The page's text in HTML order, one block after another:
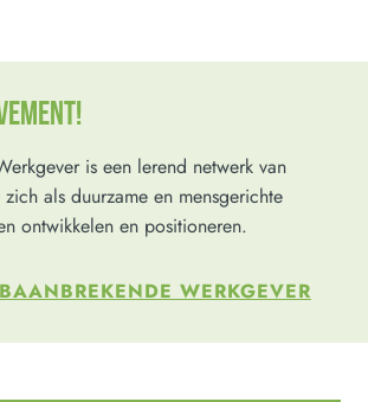
is een lerend netwerk van
als duurzame en mensgerichte
ontwikkelen en positioneren.
WERKGEVER